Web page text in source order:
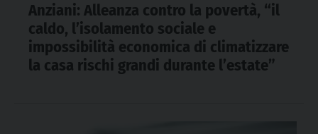
Anziani: Alleanza contro la povertà, “il
caldo, l’isolamento sociale e
impossibilità economica di climatizzare
la casa rischi grandi durante l’estate”